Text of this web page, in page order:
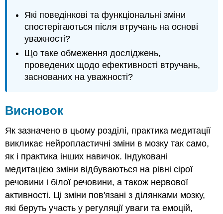
Які поведінкові та функціональні зміни
спостерігаються після втручань на основі
уважності?
Що таке обмеження досліджень,
проведених щодо ефективності втручань,
заснованих на уважності?
Висновок
Як зазначено в цьому розділі, практика медитації
викликає нейропластичні зміни в мозку так само,
як і практика інших навичок. Індуковані
медитацією зміни відбуваються на рівні сірої
речовини і білої речовини, а також нервової
активності. Ці зміни пов'язані з ділянками мозку,
які беруть участь у регуляції уваги та емоцій,